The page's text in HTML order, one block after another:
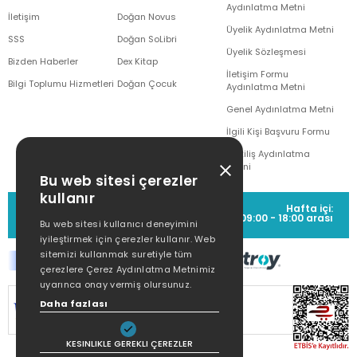
İletişim
SSS
Bizden Haberler
Bilgi Toplumu Hizmetleri
Doğan Novus
Doğan SoLibri
Dex Kitap
Doğan Çocuk
Aydınlatma Metni
Üyelik Aydınlatma Metni
Üyelik Sözleşmesi
İletişim Formu
Aydınlatma Metni
Genel Aydınlatma Metni
İlgili Kişi Başvuru Formu
Çekiliş Aydınlatma
Metni
MÜŞTERİ HİZMETLERİ
(0212) 373 77 00
Hafta içi:
09:00 - 18:00 arası
SİTEMİZ
KORUNMAKTADIR.
Bu web sitesi çerezler
kullanır
Bu web sitesi kullanıcı deneyimini
iyileştirmek için çerezler kullanır. Web
sitemizi kullanmak suretiyle tüm
çerezlere Çerez Aydınlatma Metnimiz
uyarınca onay vermiş olursunuz.
Daha fazlası
KESINLIKLE GEREKLI ÇEREZLER